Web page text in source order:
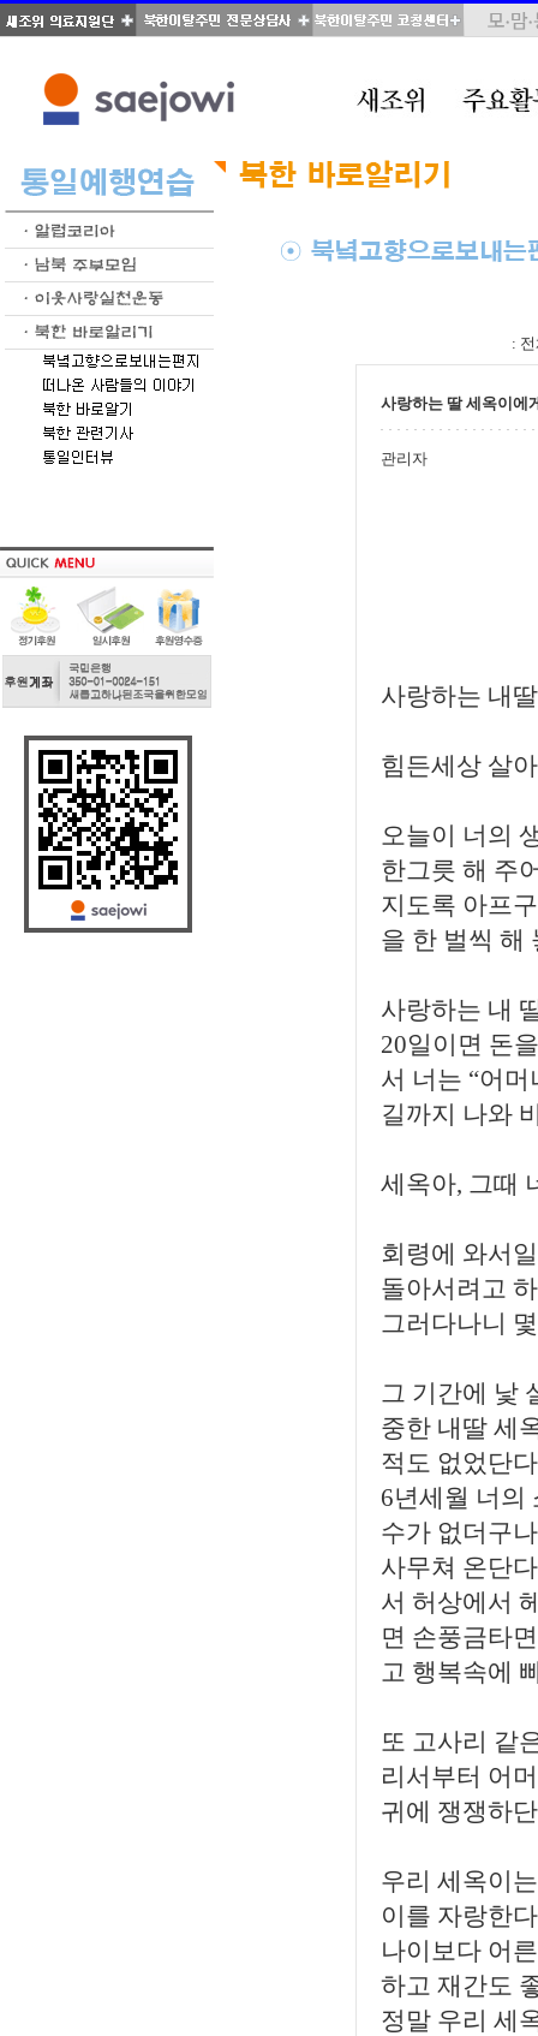
:
사랑하는 딸 세옥이에
관리자
사랑하는 내
힘든세상 살
오늘이 너의
한그릇 해 주
지도록 아프
을 한 벌씩 해
사랑하는 내
20일이면 돈
서 너는 “어
길까지 나와
세옥아, 그때
회령에 와서
돌아서려고
그러다나니
그 기간에 낯
중한 내딸 세
적도 없었단
6년세월 너의
수가 없더구
사무쳐 온단
서 허상에서
면 손풍금타
고 행복속에
또 고사리 같
리서부터 어
귀에 쟁쟁하
우리 세옥이
이를 자랑한
나이보다 어
하고 재간도
정말 우리 세